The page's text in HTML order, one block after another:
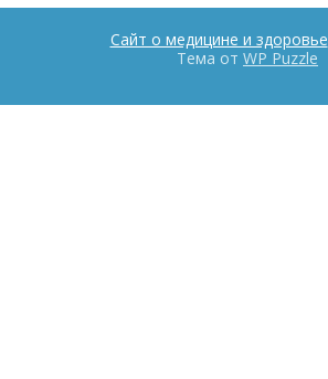
Сайт о медицине и здоровье
Тема от WP Puzzle